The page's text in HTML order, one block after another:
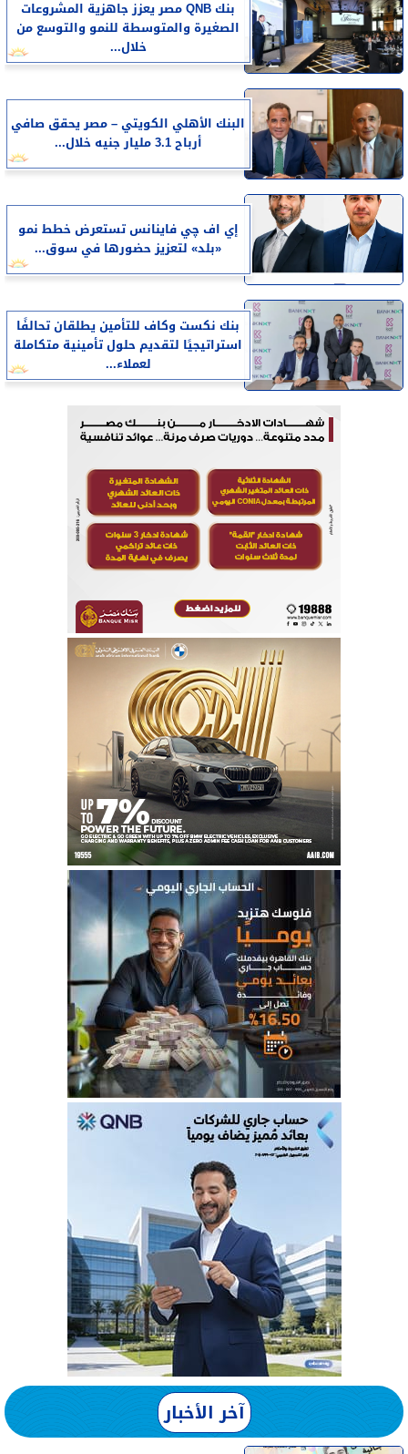
بنك QNB مصر يعزز جاهزية المشروعات
الصغيرة والمتوسطة للنمو والتوسع من
خلال...
البنك الأهلي الكويتي – مصر يحقق صافي
أرباح 3.1 مليار جنيه خلال...
إي اف چي فاينانس تستعرض خطط نمو
«بلد» لتعزيز حضورها في سوق...
بنك نكست وكاف للتأمين يطلقان تحالفًا
استراتيجيًا لتقديم حلول تأمينية متكاملة
لعملاء...
آخر الأخبار